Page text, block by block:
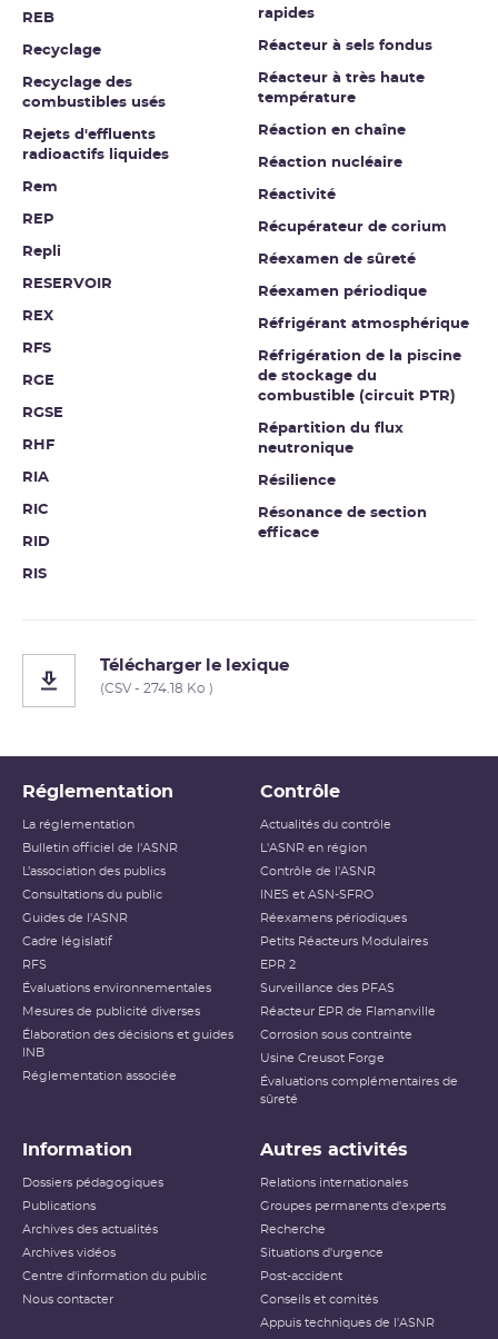
REB
Recyclage
Recyclage des
combustibles usés
Rejets d'effluents
radioactifs liquides
Rem
REP
Repli
RESERVOIR
REX
RFS
RGE
RGSE
RHF
RIA
RIC
RID
RIS
rapides
Réacteur à sels fondus
Réacteur à très haute
température
Réaction en chaîne
Réaction nucléaire
Réactivité
Récupérateur de corium
Réexamen de sûreté
Réexamen périodique
Réfrigérant atmosphérique
Réfrigération de la piscine
de stockage du
combustible (circuit PTR)
Répartition du flux
neutronique
Résilience
Résonance de section
efficace
Télécharger le lexique
(CSV - 274.18 Ko )
Réglementation
La réglementation
Bulletin officiel de l'ASNR
L’association des publics
Consultations du public
Guides de l'ASNR
Cadre législatif
RFS
Évaluations environnementales
Mesures de publicité diverses
Élaboration des décisions et guides
INB
Réglementation associée
Contrôle
Actualités du contrôle
L'ASNR en région
Contrôle de l'ASNR
INES et ASN-SFRO
Réexamens périodiques
Petits Réacteurs Modulaires
EPR 2
Surveillance des PFAS
Réacteur EPR de Flamanville
Corrosion sous contrainte
Usine Creusot Forge
Évaluations complémentaires de
sûreté
Information
Dossiers pédagogiques
Publications
Archives des actualités
Archives vidéos
Centre d'information du public
Nous contacter
Autres activités
Relations internationales
Groupes permanents d'experts
Recherche
Situations d'urgence
Post-accident
Conseils et comités
Appuis techniques de l'ASNR